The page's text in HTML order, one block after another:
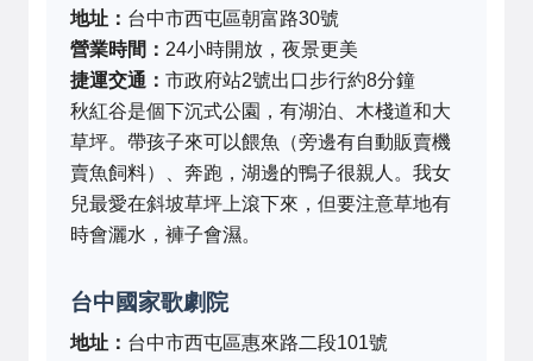
地址： 台中市西屯區朝富路30號
營業時間： 24小時開放，夜景更美
捷運交通： 市政府站2號出口步行約8分鐘
秋紅谷是個下沉式公園，有湖泊、木棧道和大
草坪。帶孩子來可以餵魚（旁邊有自動販賣機
賣魚飼料）、奔跑，湖邊的鴨子很親人。我女
兒最愛在斜坡草坪上滾下來，但要注意草地有
時會灑水，褲子會濕。
台中國家歌劇院
地址： 台中市西屯區惠來路二段101號